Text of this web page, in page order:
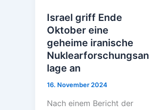
Israel griff Ende
Oktober eine
geheime iranische
Nuklearforschungsan
lage an
16. November 2024
Nach einem Bericht der